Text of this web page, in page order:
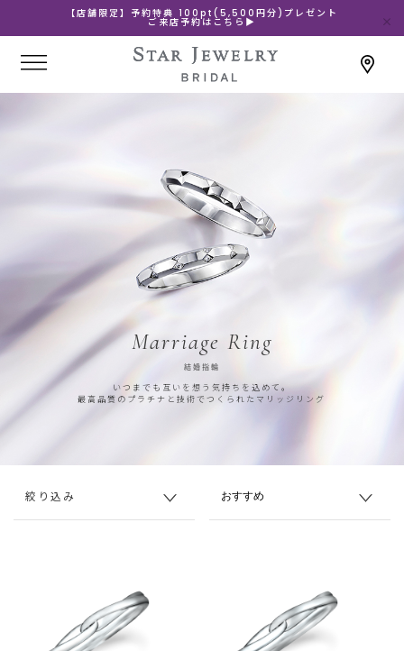
【店舗限定】予約特典 100pt(5,500円分)プレゼント
ご来店予約はこちら▶
Marriage Ring
結婚指輪
いつまでも互いを想う気持ちを込めて。
最高品質のプラチナと技術でつくられたマリッジリング
絞り込み